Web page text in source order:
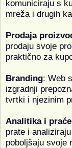
komuniciraju s
mreža i drugih
Prodaja
prodaju svoje
praktično za
Branding: Web
izgradnji
tvrtki i njezinim
Analitika i
prate i
poboljšaju svoje